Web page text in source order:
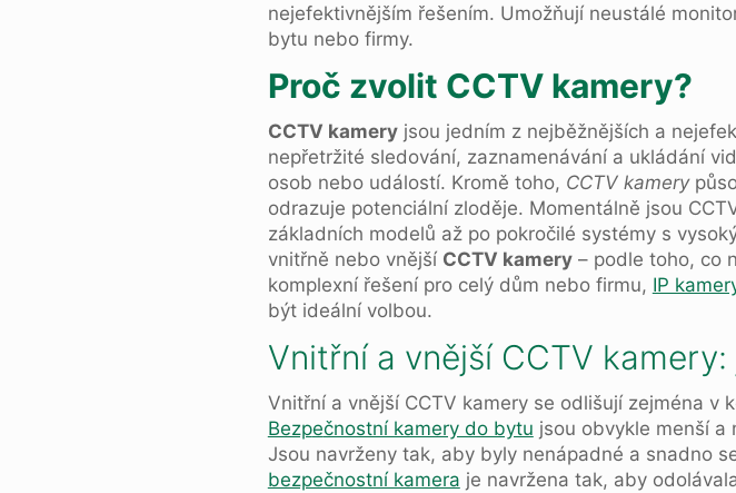
nejefektivnějším řešením. Umožňují neustálé
bytu nebo firmy.
Proč zvolit CCTV kamery?
CCTV kameryjsou jedním z nejběžnějších a
nepřetržité sledování, zaznamenávání a ukládání
osob nebo událostí. Kromě toho, CCTV kamery
odrazuje potenciální zloděje. Momentálně jsou
základních modelů až po pokročilé systémy s
vnitřně nebo vnější CCTV kamery– podle toho, co
komplexní řešení pro celý dům nebo firmu, IP
být ideální volbou.
Vnitřní a vnější CCTV
Vnitřní a vnější CCTV kamery se odlišují zejména v
Bezpečnostní kamery do bytu jsou obvykle menší a
Jsou navrženy tak, aby byly nenápadné a snadno
bezpečnostní kamera je navržena tak, aby